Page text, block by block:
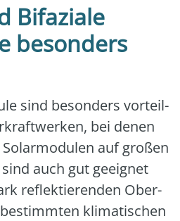
Bifaziale
besonders
sind beson­ders vor­teil­
bei denen
auf gro­ßen
auch gut geeig­net
reflek­tie­ren­den Ober­
kli­ma­ti­schen